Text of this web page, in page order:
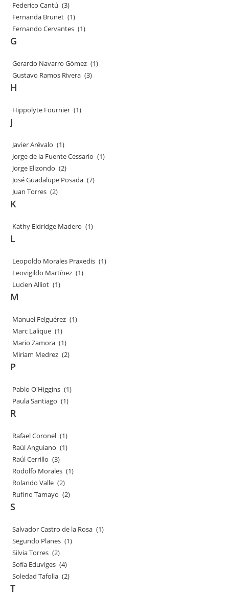
Federico Cantú (3)
Fernanda Brunet (1)
Fernando Cervantes (1)
G
Gerardo Navarro Gómez (1)
Gustavo Ramos Rivera (3)
H
Hippolyte Fournier (1)
J
Javier Arévalo (1)
Jorge de la Fuente Cessario (1)
Jorge Elizondo (2)
José Guadalupe Posada (7)
Juan Torres (2)
K
Kathy Eldridge Madero (1)
L
Leopoldo Morales Praxedis (1)
Leovigildo Martínez (1)
Lucien Alliot (1)
M
Manuel Felguérez (1)
Marc Lalique (1)
Mario Zamora (1)
Miriam Medrez (2)
P
Pablo O'Higgins (1)
Paula Santiago (1)
R
Rafael Coronel (1)
Raúl Anguiano (1)
Raúl Cerrillo (3)
Rodolfo Morales (1)
Rolando Valle (2)
Rufino Tamayo (2)
S
Salvador Castro de la Rosa (1)
Segundo Planes (1)
Silvia Torres (2)
Sofía Eduviges (4)
Soledad Tafolla (2)
T